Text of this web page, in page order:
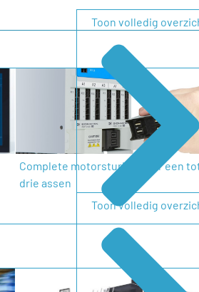
Complete motorsturing voor een
drie assen
Toon volledig
Toon volledig